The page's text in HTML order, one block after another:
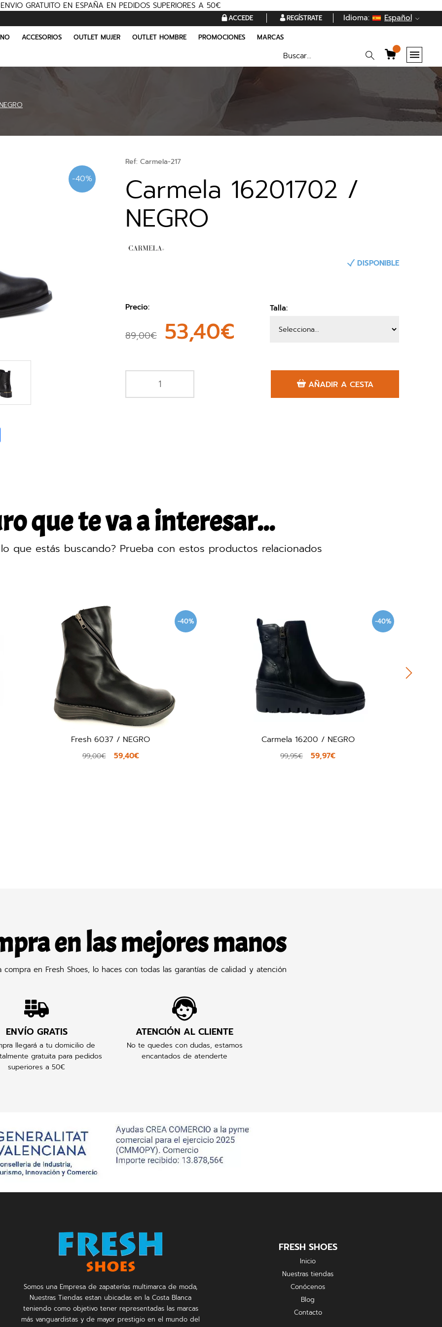
ENVIO GRATUITO EN ESPAÑA EN PEDIDOS SUPERIORES A 50€
ACCEDE REGÍSTRATE Idioma: Español
ACCESORIOS OUTLET MUJER OUTLET HOMBRE PROMOCIONES MARCAS
-40%
Ref: Carmela-217
Carmela 16201702 /
NEGRO
DISPONIBLE
Precio:
89,00€ 53,40€
Talla:
AÑADIR A CESTA
que te va a interesar...
que estás buscando? Prueba con estos productos relacionados
Carmela 16200 / NEGRO
99,95€
Fresh 6525 / GRANATE
95,00€
en las mejores manos
compra en Fresh Shoes, lo haces con todas las garantías de calidad y atención
ENVÍO GRATIS
llegará a tu domicilio de
gratuita para pedidos
superiores a 50€
ATENCIÓN AL CLIENTE
No te quedes con dudas, estamos
encantados de atenderte
Somos una Empresa de zapaterías multimarca de moda,
Nuestras Tiendas estan ubicadas en la Costa Blanca
teniendo como objetivo tener representadas las marcas
más vanguardistas y de mayor prestigio en el mundo del
FRESH SHOES
Inicio
Nuestras tiendas
Conócenos
Blog
Contacto